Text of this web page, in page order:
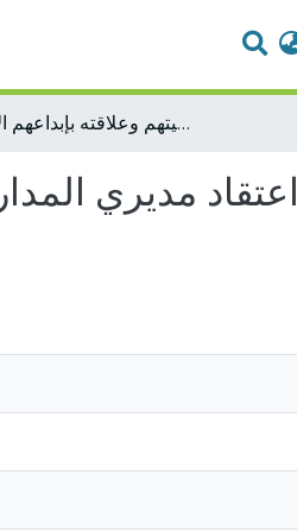
اعتقاد مديري المدارس الحكومية في محافظة الخليل بفاعليتهم وعلاقته بإبداعهم الإداري
اعتقاد مديري